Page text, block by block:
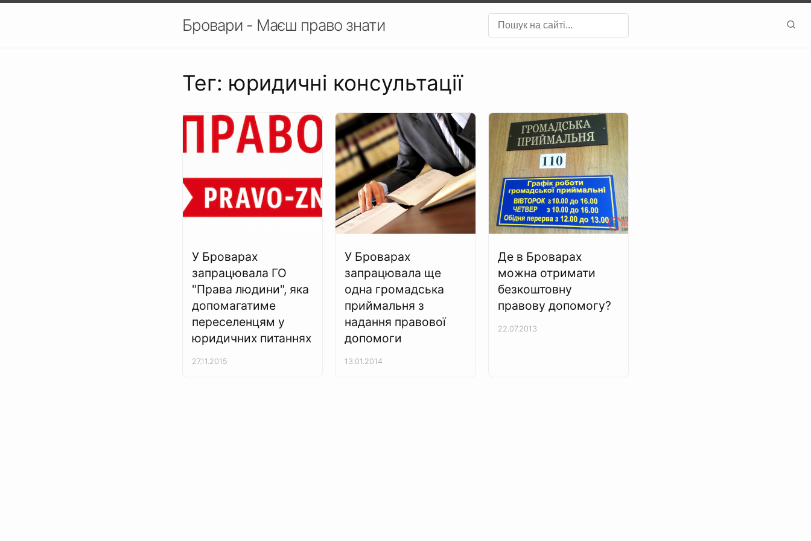
Бровари - Маєш право знати
Тег: юридичні консультації
У Броварах
запрацювала ГО
"Права людини", яка
допомагатиме
переселенцям у
юридичних питаннях
27.11.2015
У Броварах
запрацювала ще
одна громадська
приймальня з
надання правової
допомоги
13.01.2014
Де в Броварах
можна отримати
безкоштовну
правову допомогу?
22.07.2013